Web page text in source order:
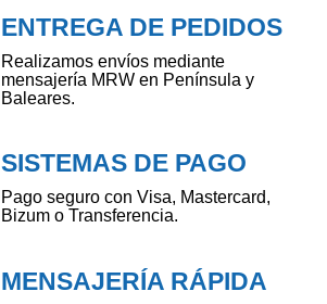
ENTREGA DE PEDIDOS
Realizamos envíos mediante
mensajería MRW en Península y
Baleares.
SISTEMAS DE PAGO
Pago seguro con Visa, Mastercard,
Bizum o Transferencia.
MENSAJERÍA RÁPIDA